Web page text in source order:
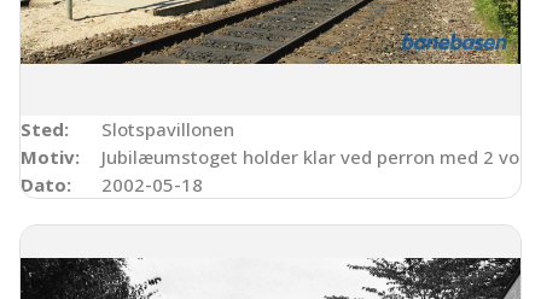
Sted:
Slotspavillonen
Motiv:
Jubilæumstoget holder klar ved perron med 2
Dato:
2002-05-18